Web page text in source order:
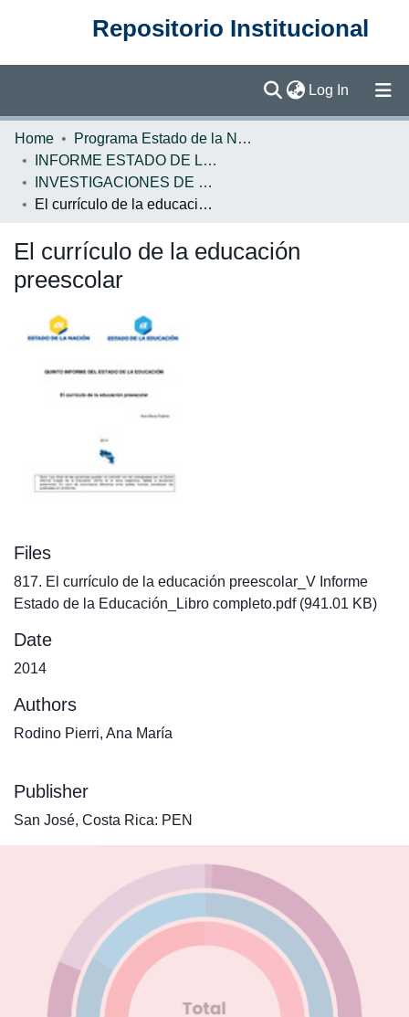
Repositorio Institucional
Log In (current)
Communities & Collections
Statistics
Home
Programa Estado de la Nación (PEN)
INFORME ESTADO DE LA EDUCACION
INVESTIGACIONES DE BASE EE
El currículo de la educación preescolar
El currículo de la educación
preescolar
Files
817. El currículo de la educación preescolar_V Informe
Estado de la Educación_Libro completo.pdf(941.01 KB)
Date
2014
Authors
Rodino Pierri, Ana María
Publisher
San José, Costa Rica: PEN